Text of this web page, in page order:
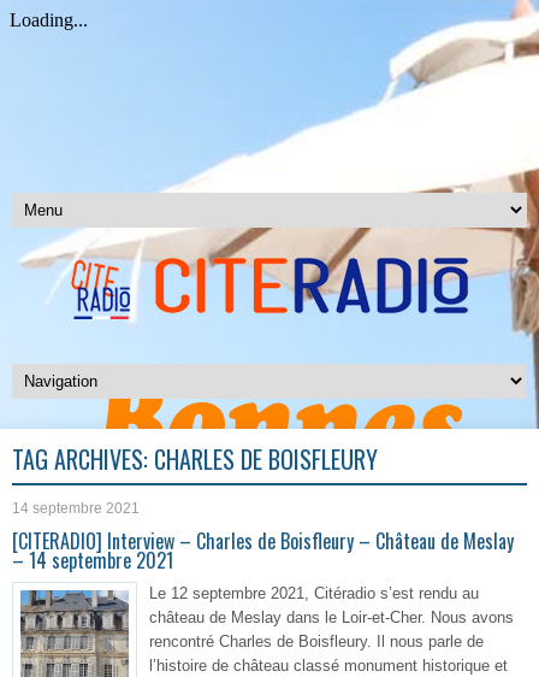
TAG ARCHIVES: CHARLES DE BOISFLEURY
14 septembre 2021
[CITERADIO] Interview – Charles de Boisfleury – Château de Meslay
– 14 septembre 2021
Le 12 septembre 2021, Citéradio s’est rendu au
château de Meslay dans le Loir-et-Cher. Nous avons
rencontré Charles de Boisfleury. Il nous parle de
l’histoire de château classé monument historique et